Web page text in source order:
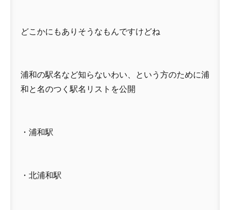
どこかにもありそうなもんですけどね
浦和の駅名など知らないわい、という方のために浦
和と名のつく駅名リストを公開
・浦和駅
・北浦和駅